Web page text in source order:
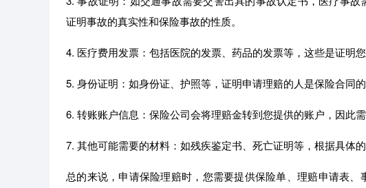
证明事故的真实性和保险事故的性质。
4. 医疗费用发票：包括医院的发票、药品的发票等，这些是证明您
5. 身份证明：如身份证、护照等，证明申请理赔的人是保险合同的
6. 转账账户信息：保险公司会将理赔金转到您提供的账户，因此
7. 其他可能需要的材料：如残疾鉴定书、死亡证明等，根据具体
总的来说，申请保险理赔时，您需要提供保险单、理赔申请表